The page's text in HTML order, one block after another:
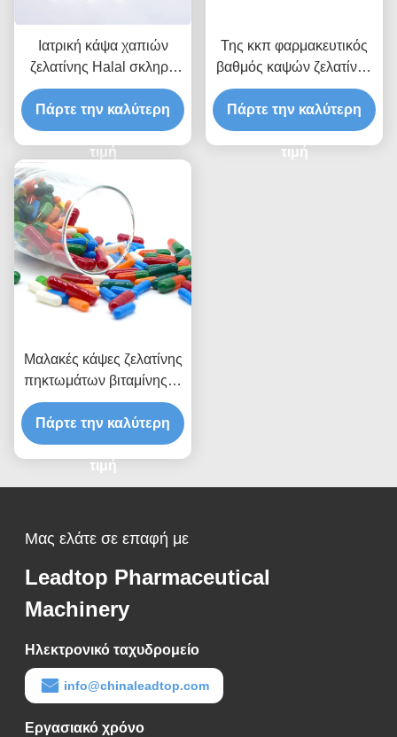
Ιατρική κάψα χαπιών
ζελατίνης Halal σκληρή
άσπρη κενή κενή για τη
σκόνη
Πάρτε την καλύτερη
τιμή
Της κκπ φαρμακευτικός
βαθμός καψών ζελατίνης
κενός χορτοφάγος
Πάρτε την καλύτερη
τιμή
Μαλακές κάψες ζελατίνης
πηκτωμάτων βιταμίνης C
απώλειας βάρους για το
δέρμα
Πάρτε την καλύτερη
τιμή
Μας ελάτε σε επαφή με
Leadtop Pharmaceutical
Machinery
Ηλεκτρονικό ταχυδρομείο
info@chinaleadtop.com
Εργασιακό χρόνο